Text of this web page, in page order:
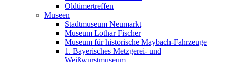
Oldtimertreffen
Museen
Stadtmuseum Neumarkt
Museum Lothar Fischer
Museum für historische Maybach-Fahrzeuge
1. Bayerisches Metzgerei- und
Weißwurstmuseum